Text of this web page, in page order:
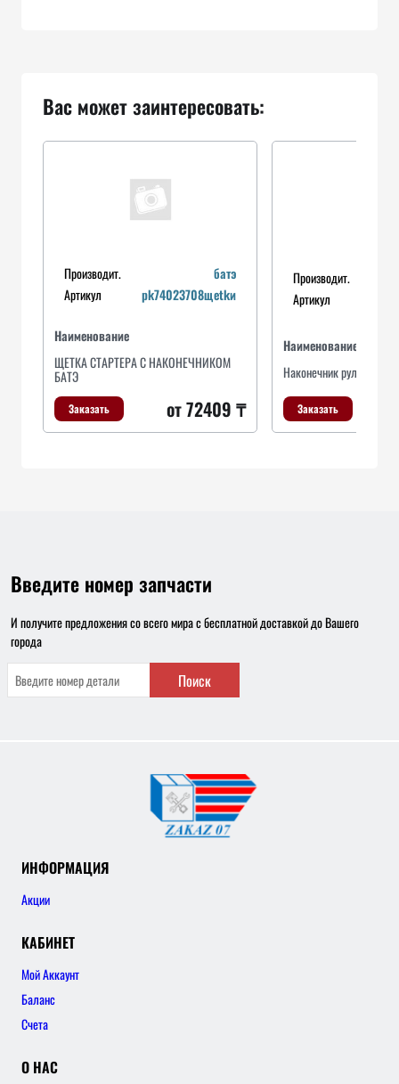
Вас может заинтересовать:
Производит.
батэ
Артикул
pk74023708щetkи
Наименование
ЩЕТКА СТАРТЕРА С НАКОНЕЧНИКОМ
БАТЭ
Заказать от 72409 ₸
Производит.
Артикул
Наименование
Наконечник рулевой
Заказать
Введите номер запчасти
И получите предложения со всего мира с бесплатной доставкой до Вашего
города
Поиск
ИНФОРМАЦИЯ
Акции
КАБИНЕТ
Мой Аккаунт
Баланс
Счета
О НАС